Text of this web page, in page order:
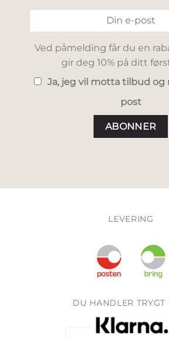
Ved påmelding får du en
gir deg 10% på ditt
Ja, jeg vil motta tilbud og
post
LEVERING
DU HANDLER TRYGT